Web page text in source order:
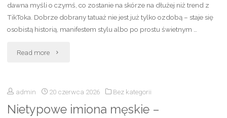
dobrać
czym
łączyć?"
dawna myśli o czymś, co zostanie na skórze na dłużej niż trend z
TikToka. Dobrze dobrany tatuaż nie jest już tylko ozdobą – staje się
osobistą historią, manifestem stylu albo po prostu świetnym …
Read more "Najładniejsze
męskie
–
admin 20 czerwca 2026 Bez kategorii
Nietypowe imiona męskie –